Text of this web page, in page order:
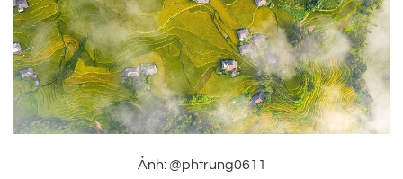
Ảnh: @phtrung0611